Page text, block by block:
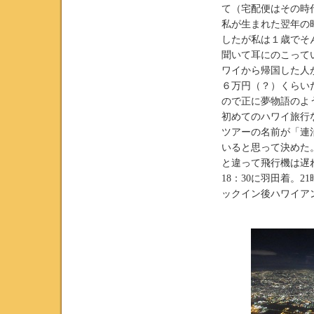
て（宅配便はその時
私が生まれた翌年の
したが私は１歳で
聞いて耳にのこって
ワイから帰国した
６万円（？）くら
ので正に夢物語のよ
初めてのハワイ旅行
ツアーの名前が「連
いると思って決めた
と違って飛行機は
18：30に羽田着。
ックイン後ハワイア